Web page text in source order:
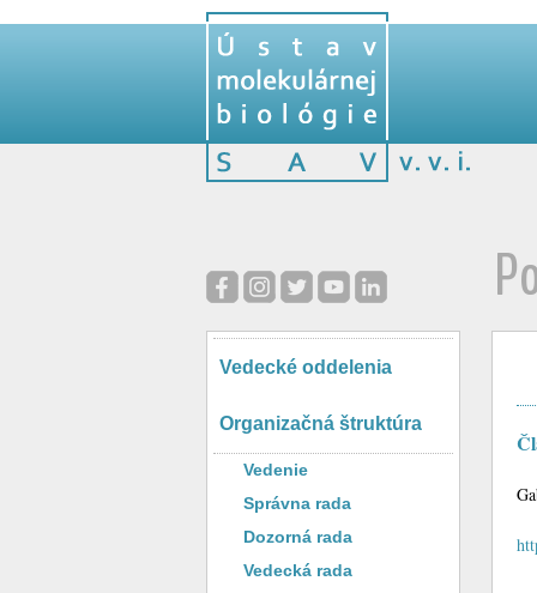
Vedecké oddelenia
Organizačná štruktúra
Vedenie
Správna rada
Dozorná rada
Vedecká rada